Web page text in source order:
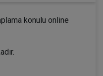
konulu online